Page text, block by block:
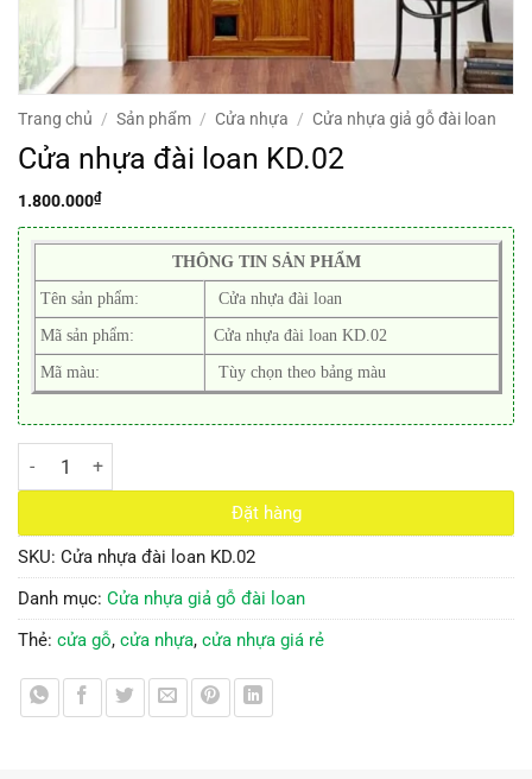
Trang chủ / Sản phẩm / Cửa nhựa / Cửa nhựa giả gỗ đài loan
Cửa nhựa đài loan KD.02
1.800.000₫
THÔNG TIN SẢN PHẨM
Tên sản phẩm: Cửa nhựa đài loan
Mã sản phẩm: Cửa nhựa đài loan KD.02
Mã màu: Tùy chọn theo bảng màu
Cửa nhựa đài loan KD.02 số lượng
Đặt hàng
SKU: Cửa nhựa đài loan KD.02
Danh mục: Cửa nhựa giả gỗ đài loan
Thẻ: cửa gỗ, cửa nhựa, cửa nhựa giá rẻ